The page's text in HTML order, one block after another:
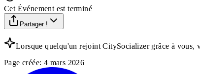
Cet Événement est terminé
Partager !
Lorsque quelqu'un rejoint CitySocializer grâce à vous,
Page créée: 4 mars 2026